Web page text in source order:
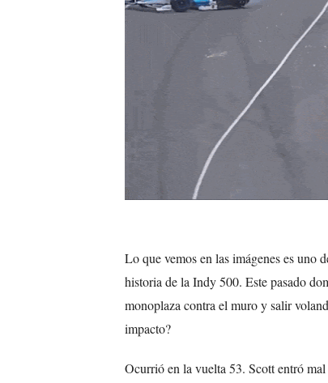
Lo que vemos en las imágenes es uno
historia de la Indy 500. Este pasado
monoplaza contra el muro y salir
impacto?
Ocurrió en la vuelta 53. Scott entró